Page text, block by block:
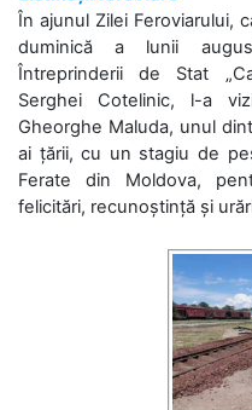
În ajunul Zilei Feroviarului,
duminică a lunii
Întreprinderii de Stat
Serghei Cotelinic, l-a
Gheorghe Maluda, unul
ai țării, cu un stagiu de
Ferate din Moldova,
felicitări, recunoștință și